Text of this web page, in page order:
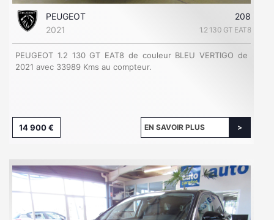
PEUGEOT
208
2021
1.2 130 GT EAT8
PEUGEOT 1.2 130 GT EAT8 de couleur BLEU VERTIGO de
2021 avec 33989 Kms au compteur.
14 900 € EN SAVOIR PLUS